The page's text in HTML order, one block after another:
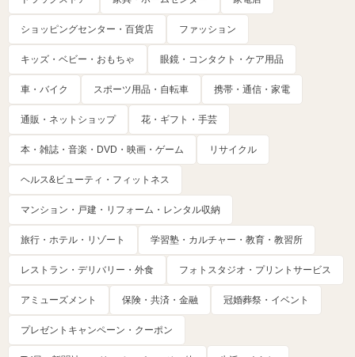
ショッピングセンター・百貨店 ファッション
キッズ・ベビー・おもちゃ 眼鏡・コンタクト・ケア用品
車・バイク スポーツ用品・自転車 携帯・通信・家電
通販・ネットショップ 花・ギフト・手芸
本・雑誌・音楽・DVD・映画・ゲーム リサイクル
ヘルス&ビューティ・フィットネス
マンション・戸建・リフォーム・レンタル収納
旅行・ホテル・リゾート 学習塾・カルチャー・教育・教習所
レストラン・デリバリー・外食 フォトスタジオ・プリントサービス
アミューズメント 保険・共済・金融 冠婚葬祭・イベント
プレゼントキャンペーン・クーポン